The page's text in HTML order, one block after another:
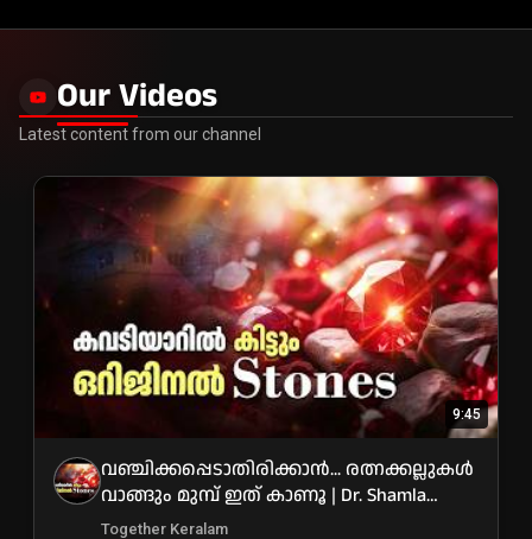
Our Videos
Latest content from our channel
9:45
വഞ്ചിക്കപ്പെടാതിരിക്കാൻ... രത്നക്കല്ലുകൾ
വാങ്ങും മുമ്പ് ഇത് കാണൂ | Dr. Shamla
Haleem
Together Keralam